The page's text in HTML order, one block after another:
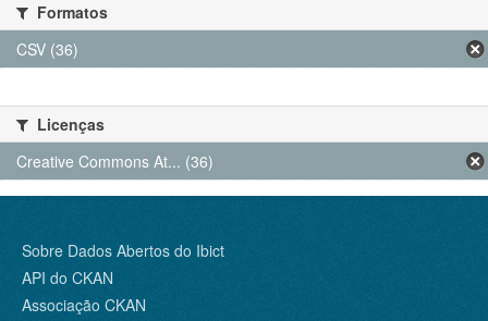
Formatos
CSV (36)
Licenças
Creative Commons At... (36)
Sobre Dados Abertos do Ibict
API do CKAN
Associação CKAN